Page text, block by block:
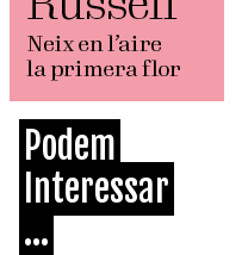
Podem
Interessar
...